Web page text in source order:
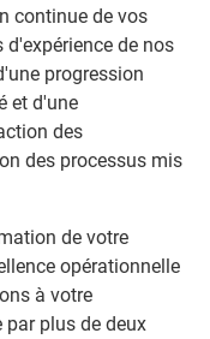
continue de vos
de nos
progression
et d'une
des
des processus mis
de votre
opérationnelle
à votre
plus de deux